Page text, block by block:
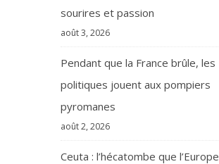
sourires et passion
août 3, 2026
Pendant que la France brûle, les
politiques jouent aux pompiers
pyromanes
août 2, 2026
Ceuta : l’hécatombe que l’Europe